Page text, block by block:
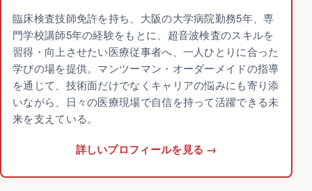
臨床検査技師免許を持ち、大阪の大学病院勤務5年、専
門学校講師5年の経験をもとに、超音波検査のスキルを
習得・向上させたい医療従事者へ、一人ひとりに合った
学びの場を提供。マンツーマン・オーダーメイドの指導
を通じて、技術面だけでなくキャリアの悩みにも寄り添
いながら、日々の医療現場で自信を持って活躍できる未
来を支えている。
詳しいプロフィールを見る